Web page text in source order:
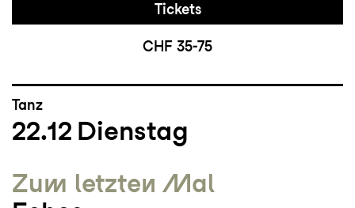
Tickets
CHF 35-75
Tanz
22.12 Dienstag
Zum letzten Mal